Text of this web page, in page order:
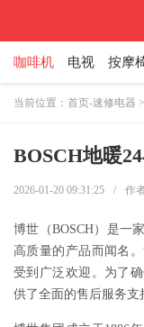
咖啡机 电视 按摩
当前位置： 首页-速修电器 >
BOSCH地暖
2026-01-20 09:31:25 / 作
博世（BOSCH）是一
高质量的产品而闻名
受到广泛欢迎。为了
供了全面的售后服务支